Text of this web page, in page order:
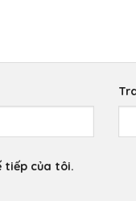
tiếp của tôi.